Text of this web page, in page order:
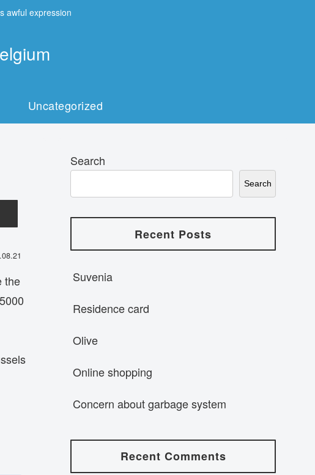
awful expression
Uncategorized
the
Search
Search
Recent Posts
Suvenia
Residence card
Olive
Online shopping
Concern about garbage system
Recent Comments